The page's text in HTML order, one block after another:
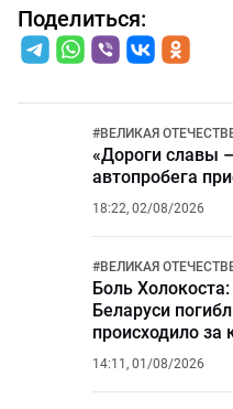
Поделиться:
#ВЕЛИКАЯ
«Дороги славы
автопробега
18:22, 02/08/2026
#ВЕЛИКАЯ
Боль
Беларуси
происходило за
14:11, 01/08/2026